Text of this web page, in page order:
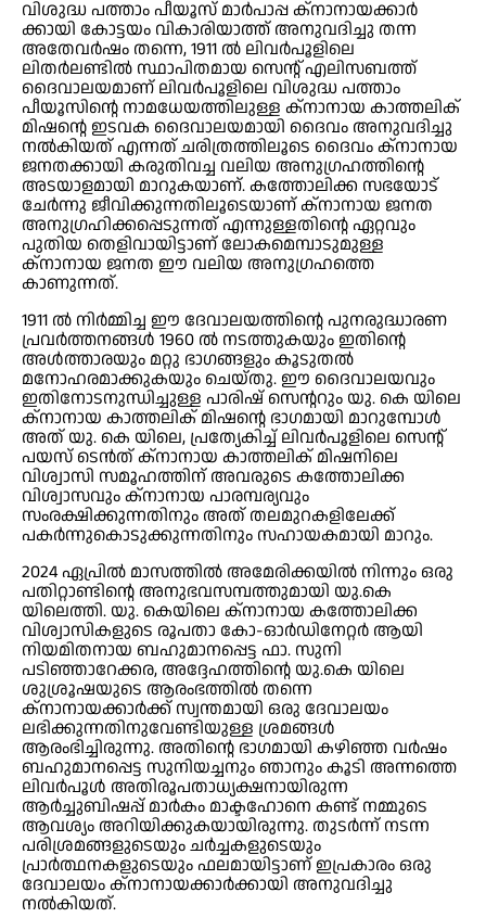
വിശുദ്ധ പത്താം പീയൂസ് മാര്‍പാപ്പ ക്‌നാനായക്കാര്‍
ക്കായി കോട്ടയം വികാരിയാത്ത് അനുവദിച്ചു തന്ന
അതേവര്‍ഷം തന്നെ, 1911 ല്‍ ലിവര്‍പൂളിലെ
ലിതര്‍ലണ്ടില്‍ സ്ഥാപിതമായ സെന്റ് എലിസബത്ത്
ദൈവാലയമാണ് ലിവര്‍പൂളിലെ വിശുദ്ധ പത്താം
പീയൂസിന്റെ നാമധേയത്തിലുള്ള ക്‌നാനായ കാത്തലിക്
മിഷന്റെ ഇടവക ദൈവാലയമായി ദൈവം അനുവദിച്ചു
നല്‍കിയത് എന്നത് ചരിത്രത്തിലൂടെ ദൈവം ക്‌നാനായ
ജനതക്കായി കരുതിവച്ച വലിയ അനുഗ്രഹത്തിന്റെ
അടയാളമായി മാറുകയാണ്. കത്തോലിക്ക സഭയോട്
ചേര്‍ന്നു ജീവിക്കുന്നതിലൂടെയാണ് ക്‌നാനായ ജനത
അനുഗ്രഹിക്കപ്പെടുന്നത് എന്നുള്ളതിന്റെ ഏറ്റവും
പുതിയ തെളിവായിട്ടാണ് ലോകമെമ്പാടുമുള്ള
ക്‌നാനായ ജനത ഈ വലിയ അനുഗ്രഹത്തെ
കാണുന്നത്.
1911 ല്‍ നിര്‍മ്മിച്ച ഈ ദേവാലയത്തിന്റെ പുനരുദ്ധാരണ
പ്രവര്‍ത്തനങ്ങള്‍ 1960 ല്‍ നടത്തുകയും ഇതിന്റെ
അള്‍ത്താരയും മറ്റു ഭാഗങ്ങളും കൂടുതല്‍
മനോഹരമാക്കുകയും ചെയ്തു. ഈ ദൈവാലയവും
ഇതിനോടനുന്ധിച്ചുള്ള പാരിഷ് സെന്ററും യു. കെ യിലെ
ക്‌നാനായ കാത്തലിക് മിഷന്റെ ഭാഗമായി മാറുമ്പോള്‍
അത് യു. കെ യിലെ, പ്രത്യേകിച്ച് ലിവര്‍പൂളിലെ സെന്റ്
പയസ് ടെന്‍ത് ക്‌നാനായ കാത്തലിക് മിഷനിലെ
വിശ്വാസി സമൂഹത്തിന് അവരുടെ കത്തോലിക്ക
വിശ്വാസവും ക്‌നാനായ പാരമ്പര്യവും
സംരക്ഷിക്കുന്നതിനും അത് തലമുറകളിലേക്ക്
പകര്‍ന്നുകൊടുക്കുന്നതിനും സഹായകമായി മാറും.
2024 ഏപ്രില്‍ മാസത്തില്‍ അമേരിക്കയില്‍ നിന്നും ഒരു
പതിറ്റാണ്ടിന്റെ അനുഭവസമ്പത്തുമായി യു.കെ
യിലെത്തി. യു. കെയിലെ ക്‌നാനായ കത്തോലിക്ക
വിശ്വാസികളുടെ രൂപതാ കോ-ഓര്‍ഡിനേറ്റര്‍ ആയി
നിയമിതനായ ബഹുമാനപ്പെട്ട ഫാ. സുനി
പടിഞ്ഞാറേക്കര, അദ്ദേഹത്തിന്റെ യു.കെ യിലെ
ശുശ്രൂഷയുടെ ആരംഭത്തില്‍ തന്നെ
ക്‌നാനായക്കാര്‍ക്ക് സ്വന്തമായി ഒരു ദേവാലയം
ലഭിക്കുന്നതിനുവേണ്ടിയുള്ള ശ്രമങ്ങള്‍
ആരംഭിച്ചിരുന്നു. അതിന്റെ ഭാഗമായി കഴിഞ്ഞ വര്‍ഷം
ബഹുമാനപ്പെട്ട സുനിയച്ചനും ഞാനും കൂടി അന്നത്തെ
ലിവര്‍പൂള്‍ അതിരൂപതാധ്യക്ഷനായിരുന്ന
ആര്‍ച്ചുബിഷപ്പ് മാര്‍കം മാക്ടഹോനെ കണ്ട് നമ്മുടെ
ആവശ്യം അറിയിക്കുകയായിരുന്നു. തുടര്‍ന്ന് നടന്ന
പരിശ്രമങ്ങളുടെയും ചര്‍ച്ചകളുടെയും
പ്രാര്‍ത്ഥനകളുടെയും ഫലമായിട്ടാണ് ഇപ്രകാരം ഒരു
ദേവാലയം ക്‌നാനായക്കാര്‍ക്കായി അനുവദിച്ചു
നല്‍കിയത്.